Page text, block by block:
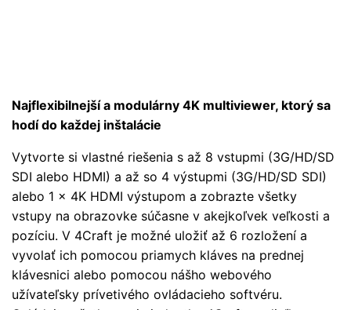
Najflexibilnejší a modulárny 4K multiviewer, ktorý sa
hodí do každej inštalácie
Vytvorte si vlastné riešenia s až 8 vstupmi (3G/HD/SD
SDI alebo HDMI) a až so 4 výstupmi (3G/HD/SD SDI)
alebo 1 x 4K HDMI výstupom a zobrazte všetky
vstupy na obrazovke súčasne v akejkoľvek veľkosti a
pozíciu. V 4Craft je možné uložiť až 6 rozložení a
vyvolať ich pomocou priamych kláves na prednej
klávesnici alebo pomocou nášho webového
užívateľsky prívetivého ovládacieho softvéru.